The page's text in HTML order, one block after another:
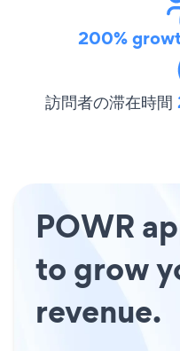
200%
訪問者の滞在時間
POWR
to grow
revenue.